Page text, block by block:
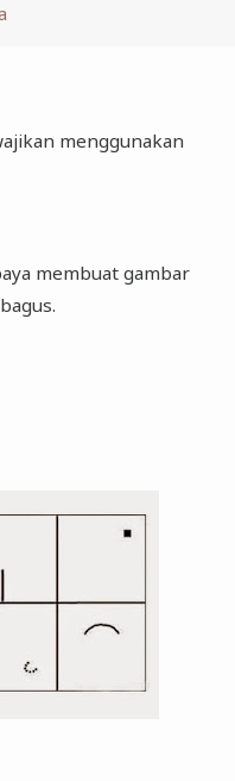
menggunakan
membuat gambar